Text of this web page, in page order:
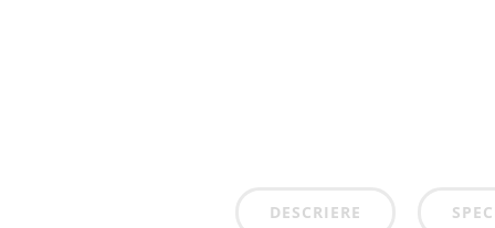
DESCRIERE